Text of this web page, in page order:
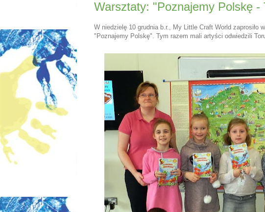
Warsztaty: "Poznajemy Polskę -
W niedzielę 10 grudnia b.r., My Little Craft World
"Poznajemy Polskę". Tym razem mali artyści odwiedzili